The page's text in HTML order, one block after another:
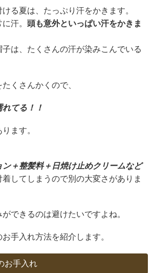
る夏は、たっぷり汗をかきます。
汗。 頭も意外といっぱい汗をかきま
は、たくさんの汗が染みこんでいる
くさんかくので、
てる！！
ます。
ン＋整髪料＋日焼け止めクリームなど
してしまうので別の大変さがありま
できるのは避けたいですよね。
手入れ方法を紹介します。
お手入れ